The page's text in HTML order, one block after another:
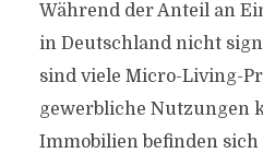
Während der Anteil an
in Deutschland nicht
sind viele Micro-Living-
gewerbliche Nutzungen
Immobilien befinden sich